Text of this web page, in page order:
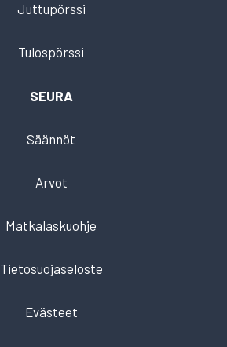
Juttupörssi
Tulospörssi
SEURA
Säännöt
Arvot
Matkalaskuohje
Tietosuojaseloste
Evästeet